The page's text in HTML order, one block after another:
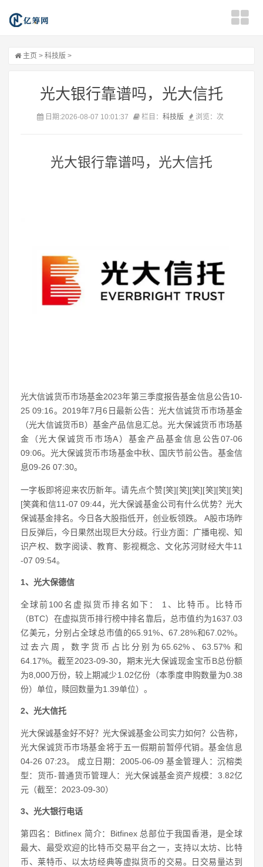
主页 > 科技版 >
光大银行靠谱吗，光大信托
日期:2026-08-07 10:01:37 栏目： 科技版 浏览： 次
光大银行靠谱吗，光大信托
光大信诚货币市场基金2023年第三季度报告基金信息公告10-
25 09:16。2019年7月6日最新公告：光大信诚货币市场基金
（光大信诚货币B）基金产品信息汇总。光大保诚货币市场基
金（光大保诚货币市场A）基金产品基金信息公告07-06
09:06。光大保诚货币市场基金中秋、国庆节前公告。基金信
息09-26 07:30。
一字板即将迎来农历新年。请先点个赞[笑][笑][笑][笑][笑][笑]
[笑龚和信11-07 09:44，光大保诚基金公司有什么优势？光大
保诚基金排名。今日各大股指低开，创业板领跌。 A股市场昨
日反弹后，今日果然出现巨大分歧。行业方面：广播电视、知
识产权、数字阅读、教育、影视概念、文化苏河财经大牛11
-07 09:54。
1、光大保德信
全球前100名虚拟货币排名如下： 1、比特币。比特币
（BTC）在虚拟货币排行榜中排名靠后，总市值约为1637.03
亿美元，分别占全球总市值的65.91%、67.28%和67.02%。
过去六周，数字货币占比分别为65.62%、63.57% 和
64.17%。截至2023-09-30，期末光大保诚现金宝币B总份额
为8,000万份，较上期减少1.02亿份（本季度申购数量为0.38
份）单位，赎回数量为1.39单位）。
2、光大信托
光大保诚基金好不好？光大保诚基金公司实力如何？公告称，
光大保诚货币市场基金将于五一假期前暂停代销。基金信息
04-26 07:23。 成立日期：2005-06-09 基金管理人：沉榕类
型：货币-普通货币管理人：光大保诚基金资产规模：3.82亿
元（截至：2023-09-30）
3、光大银行电话
第四名：Bitfinex 简介：Bitfinex 总部位于我国香港，是全球
最大、最受欢迎的比特币交易平台之一，支持以太坊、比特
币、莱特币、以太坊经典等虚拟货币的交易。日交易量达到